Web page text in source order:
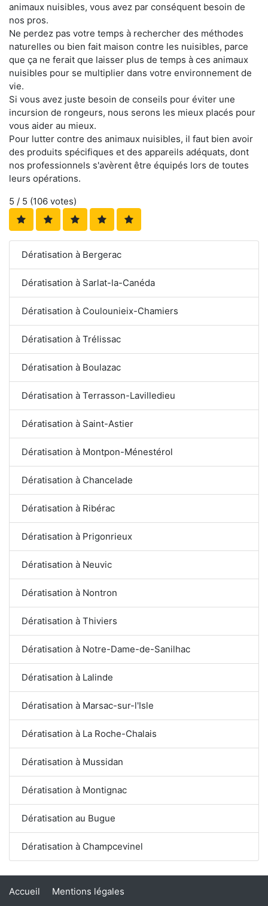
animaux nuisibles, vous avez par conséquent besoin de
nos pros.
Ne perdez pas votre temps à rechercher des méthodes
naturelles ou bien fait maison contre les nuisibles, parce
que ça ne ferait que laisser plus de temps à ces animaux
nuisibles pour se multiplier dans votre environnement de
vie.
Si vous avez juste besoin de conseils pour éviter une
incursion de rongeurs, nous serons les mieux placés pour
vous aider au mieux.
Pour lutter contre des animaux nuisibles, il faut bien avoir
des produits spécifiques et des appareils adéquats, dont
nos professionnels s'avèrent être équipés lors de toutes
leurs opérations.
5 / 5 (106 votes)
Dératisation à Bergerac
Dératisation à Sarlat-la-Canéda
Dératisation à Coulounieix-Chamiers
Dératisation à Trélissac
Dératisation à Boulazac
Dératisation à Terrasson-Lavilledieu
Dératisation à Saint-Astier
Dératisation à Montpon-Ménestérol
Dératisation à Chancelade
Dératisation à Ribérac
Dératisation à Prigonrieux
Dératisation à Neuvic
Dératisation à Nontron
Dératisation à Thiviers
Dératisation à Notre-Dame-de-Sanilhac
Dératisation à Lalinde
Dératisation à Marsac-sur-l'Isle
Dératisation à La Roche-Chalais
Dératisation à Mussidan
Dératisation à Montignac
Dératisation au Bugue
Dératisation à Champcevinel
Accueil Mentions légales